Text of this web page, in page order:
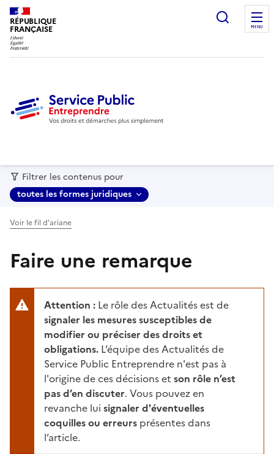
RÉPUBLIQUE
FRANÇAISE MENU
Filtrer les contenus pour
toutes les formes juridiques
Voir le fil d'ariane
Faire une remarque
Attention : Le rôle des Actualités est de
signaler les mesures susceptibles de
modifier ou préciser des droits et
obligations. L’équipe des Actualités de
Service Public Entreprendre n'est pas à
l'origine de ces décisions et son rôle n’est
pas d’en discuter. Vous pouvez en
revanche lui signaler d'éventuelles
coquilles ou erreurs présentes dans
l’article.